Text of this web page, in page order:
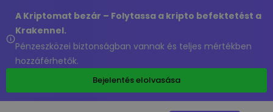
A Kriptomat bezár – Folytassa a kripto befektetést a
Krakennel.
Pénzeszközei biztonságban vannak és teljes mértékben
hozzáférhetők.
Bejelentés elolvasása